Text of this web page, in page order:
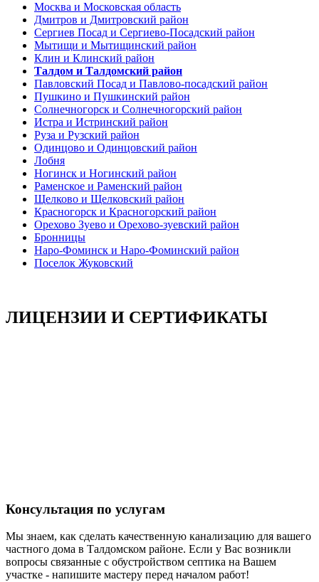
Москва и Московская область
Дмитров и Дмитровский район
Сергиев Посад и Сергиево-Посадский район
Мытищи и Мытищинский район
Клин и Клинский район
Талдом и Талдомский район
Павловский Посад и Павлово-посадский район
Пушкино и Пушкинский район
Солнечногорск и Солнечногорский район
Истра и Истринский район
Руза и Рузский район
Одинцово и Одинцовский район
Лобня
Ногинск и Ногинский район
Раменское и Раменский район
Щелково и Щелковский район
Красногорск и Красногорский район
Орехово Зуево и Орехово-зуевский район
Бронницы
Наро-Фоминск и Наро-Фоминский район
Поселок Жуковский
ЛИЦЕНЗИИ И СЕРТИФИКАТЫ
Консультация по услугам
Мы знаем, как сделать качественную канализацию для вашего
частного дома в Талдомском районе. Если у Вас возникли
вопросы связанные с обустройством септика на Вашем
участке - напишите мастеру перед началом работ!